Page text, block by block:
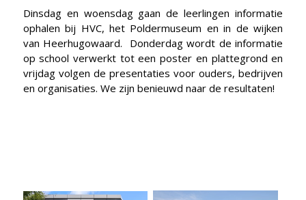
Dinsdag en woensdag gaan de leerlingen informatie
ophalen bij HVC, het Poldermuseum en in de wijken
van Heerhugowaard. Donderdag wordt de informatie
op school verwerkt tot een poster en plattegrond en
vrijdag volgen de presentaties voor ouders, bedrijven
en organisaties. We zijn benieuwd naar de resultaten!